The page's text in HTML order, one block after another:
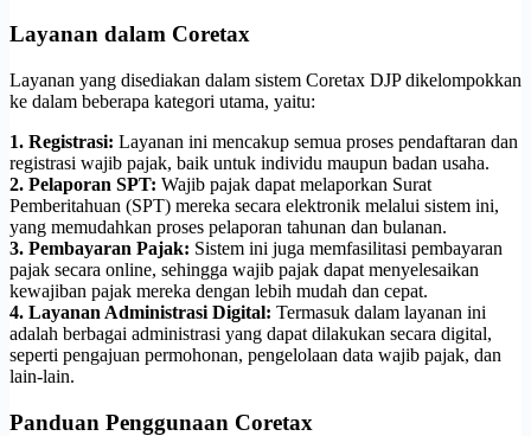
Layanan dalam Coretax
Layanan yang disediakan dalam sistem Coretax DJP dikelompokkan
ke dalam beberapa kategori utama, yaitu:
1. Registrasi: Layanan ini mencakup semua proses pendaftaran dan
registrasi wajib pajak, baik untuk individu maupun badan usaha.
2. Pelaporan SPT: Wajib pajak dapat melaporkan Surat
Pemberitahuan (SPT) mereka secara elektronik melalui sistem ini,
yang memudahkan proses pelaporan tahunan dan bulanan.
3. Pembayaran Pajak: Sistem ini juga memfasilitasi pembayaran
pajak secara online, sehingga wajib pajak dapat menyelesaikan
kewajiban pajak mereka dengan lebih mudah dan cepat.
4. Layanan Administrasi Digital: Termasuk dalam layanan ini
adalah berbagai administrasi yang dapat dilakukan secara digital,
seperti pengajuan permohonan, pengelolaan data wajib pajak, dan
lain-lain.
Panduan Penggunaan Coretax